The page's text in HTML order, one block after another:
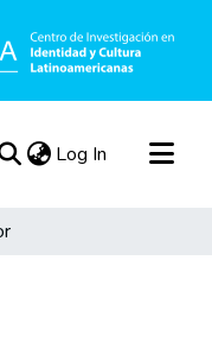
Log In (current)